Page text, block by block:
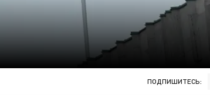
ПОДПИШИТЕСЬ: